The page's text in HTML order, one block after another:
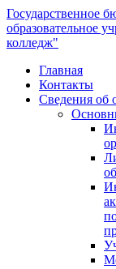
Государственное
образовательное
колледж"
Главная
Контакты
Сведения об